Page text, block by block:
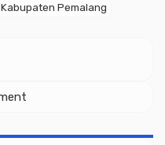
Kabupaten Pemalang